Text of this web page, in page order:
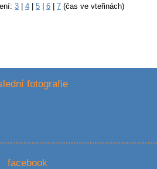
3 | 4 | 5 | 6 | 7 (čas ve vteřinách)
fotografie
facebook